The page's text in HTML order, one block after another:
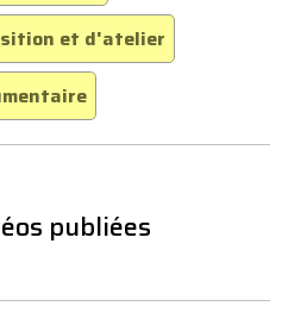
et d'atelier
publiées